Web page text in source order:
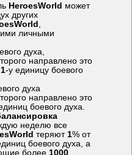
HeroesWorld может
других
личными
духа,
направлено это
1-у единицу боевого
духа
направлено это
боевого духа.
неделю все
теряют 1% от
боевого духа, а
более 1000